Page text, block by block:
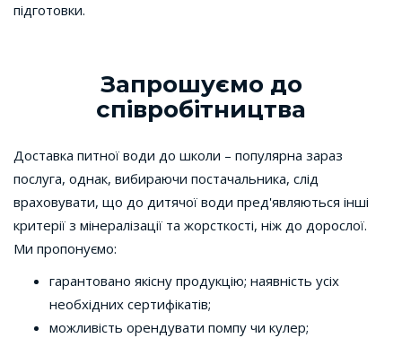
підготовки.
Запрошуємо до
співробітництва
Доставка питної води до школи – популярна зараз
послуга, однак, вибираючи постачальника, слід
враховувати, що до дитячої води пред'являються інші
критерії з мінералізації та жорсткості, ніж до дорослої.
Ми пропонуємо:
гарантовано якісну продукцію; наявність усіх
необхідних сертифікатів;
можливість орендувати помпу чи кулер;